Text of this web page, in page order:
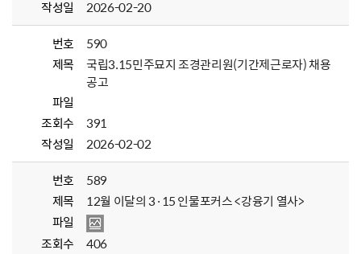
작성일
2026-02-20
번호
590
제목
국립3.15민주묘지 조경관리원(기간제근로자) 채용
공고
파일
조회수
391
작성일
2026-02-02
번호
589
제목
12월 이달의 3·15 인물포커스 <강융기 열사>
파일
조회수
406